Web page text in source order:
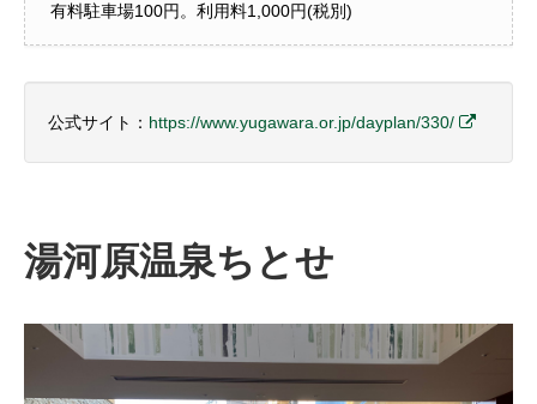
有料駐車場100円。利用料1,000円(税別)
公式サイト： https://www.yugawara.or.jp/dayplan/330/
湯河原温泉ちとせ